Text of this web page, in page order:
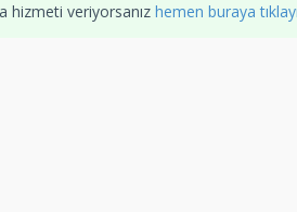
hizmeti veriyorsanız hemen buraya